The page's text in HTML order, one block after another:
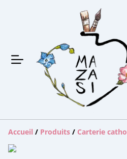
Accueil / Produits / Carterie catho